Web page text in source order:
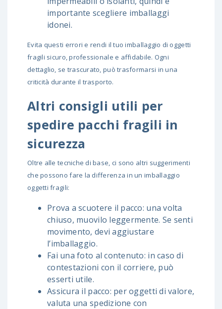
importante scegliere imballaggi
idonei.
Evita questi errori e rendi il tuo imballaggio di oggetti
fragili sicuro, professionale e affidabile. Ogni
dettaglio, se trascurato, può trasformarsi in una
criticità durante il trasporto.
Altri consigli utili per
spedire pacchi fragili in
sicurezza
Oltre alle tecniche di base, ci sono altri suggerimenti
che possono fare la differenza in un imballaggio
oggetti fragili:
Prova a scuotere il pacco: una volta
chiuso, muovilo leggermente. Se senti
movimento, devi aggiustare
l’imballaggio.
Fai una foto al contenuto: in caso di
contestazioni con il corriere, può
esserti utile.
Assicura il pacco: per oggetti di valore,
valuta una spedizione con